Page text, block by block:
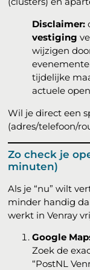
Disclaimer:
vestiging
wijzigen
tijdelijke
actuele
Wil je direct een
(adres/telefoon/
Zo check je
minuten)
Als je “nu” wilt
minder handig
werkt in Venray
Google
Zoek de
“PostNL